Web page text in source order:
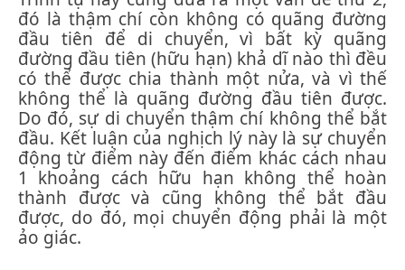
đó là thậm chí còn không có quãng đường
đầu tiên để di chuyển, vì bất kỳ quãng
đường đầu tiên (hữu hạn) khả dĩ nào thì đều
có thể được chia thành một nửa, và vì thế
không thể là quãng đường đầu tiên được.
Do đó, sự di chuyển thậm chí không thể bắt
đầu. Kết luận của nghịch lý này là sự chuyển
động từ điểm này đến điểm khác cách nhau
1 khoảng cách hữu hạn không thể hoàn
thành được và cũng không thể bắt đầu
được, do đó, mọi chuyển động phải là một
ảo giác.